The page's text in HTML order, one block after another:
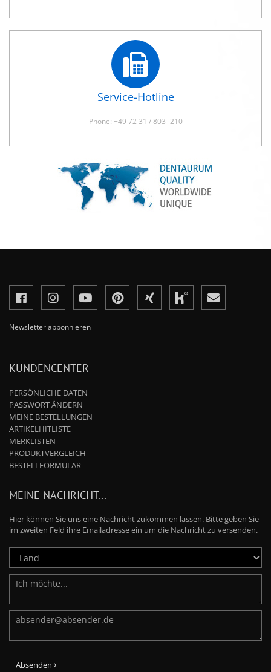
Service-Hotline
Phone: +49 72 31 / 803- 210
Newsletter abbonnieren
KUNDENCENTER
PERSÖNLICHE DATEN
PASSWORT ÄNDERN
MEINE BESTELLUNGEN
ARTIKELHITLISTE
MERKLISTEN
PRODUKTVERGLEICH
BESTELLFORMULAR
MEINE NACHRICHT...
Hier können Sie uns eine Nachricht zukommen lassen. Bitte geben Sie
im zweiten Feld ihre Emailadresse ein um die Nachricht zu versenden.
Absenden